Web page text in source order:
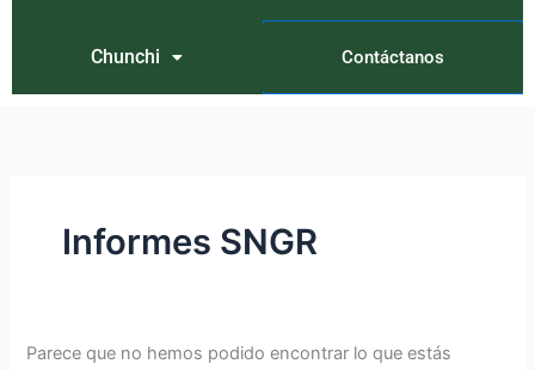
Chunchi Contáctanos
Informes SNGR
Parece que no hemos podido encontrar lo que estás